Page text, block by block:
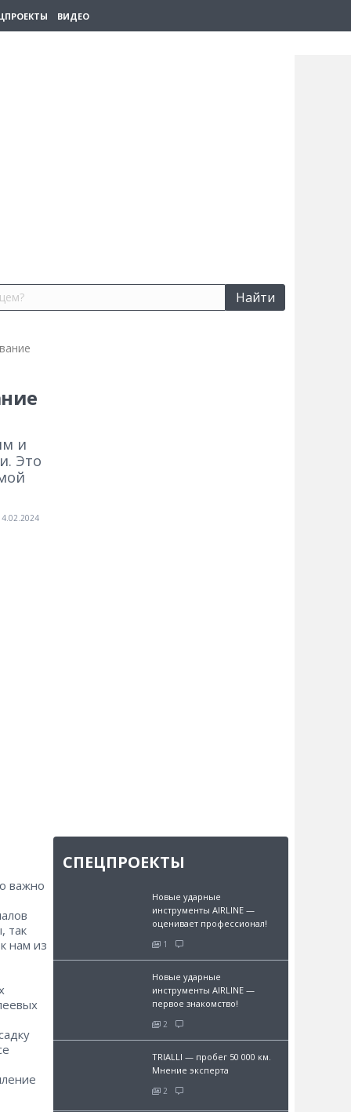
ВИДЕО
Найти
и
Это
важно
так
нам из
СПЕЦПРОЕКТЫ
Новые ударные
инструменты AIRLINE —
оценивает профессионал!
1
Новые ударные
инструменты AIRLINE —
первое знакомство!
2
TRIALLI — пробег 50 000 км.
Мнение эксперта
2